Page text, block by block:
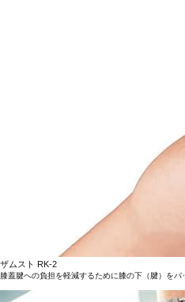
ザムスト RK-2
膝蓋腱への負担を軽減するために膝の下（腱）を